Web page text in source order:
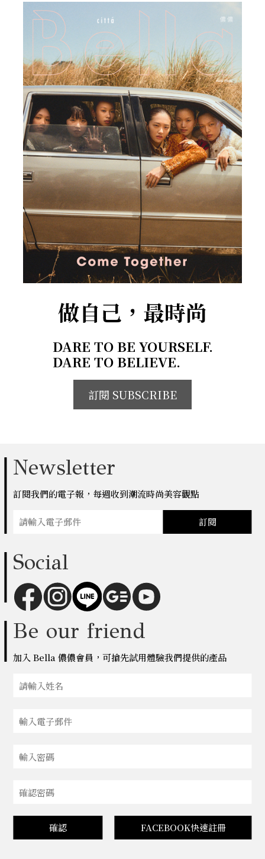
做自己，最時尚
DARE TO BE YOURSELF.
DARE TO BELIEVE.
訂閱 SUBSCRIBE
Newsletter
訂閱我們的電子報，每週收到潮流時尚美容觀點
訂閱
Social
Be our friend
加入 Bella 儂儂會員，可搶先試用體驗我們提供的產品
確認 FACEBOOK快速註冊